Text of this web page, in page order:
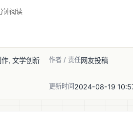
钟阅读
, 文学创新
作者 / 责任网友投稿
更新时间2024-08-19